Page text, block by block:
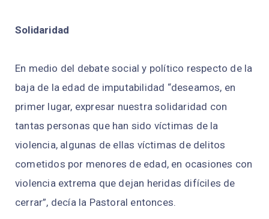
Solidaridad
En medio del debate social y político respecto de la
baja de la edad de imputabilidad “deseamos, en
primer lugar, expresar nuestra solidaridad con
tantas personas que han sido víctimas de la
violencia, algunas de ellas víctimas de delitos
cometidos por menores de edad, en ocasiones con
violencia extrema que dejan heridas difíciles de
cerrar”, decía la Pastoral entonces.